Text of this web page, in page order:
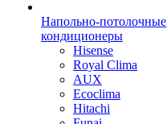
Напольно-потолочные
кондиционеры
Hisense
Royal Clima
AUX
Ecoclima
Hitachi